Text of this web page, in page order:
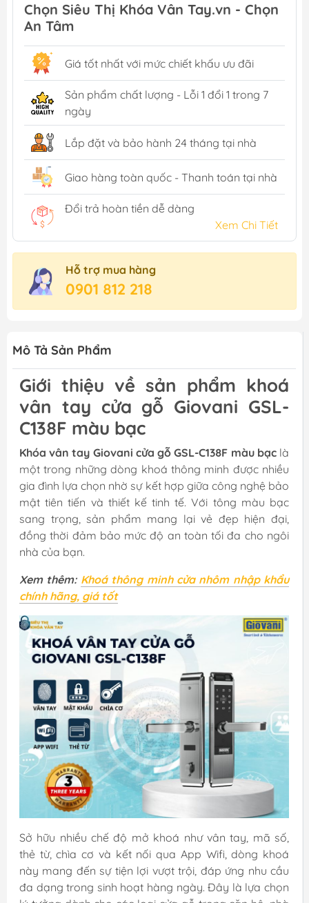
Chọn Siêu Thị Khóa Vân Tay.vn - Chọn
An Tâm
Giá tốt nhất với mức chiết khấu ưu đãi
Sản phẩm chất lượng - Lỗi 1 đổi 1 trong 7
ngày
Lắp đặt và bảo hành 24 tháng tại nhà
Giao hàng toàn quốc - Thanh toán tại nhà
Đổi trả hoàn tiền dễ dàng
Xem Chi Tiết
Hỗ trợ mua hàng
0901 812 218
Mô Tả Sản Phẩm
Giới thiệu về sản phẩm khoá
vân tay cửa gỗ Giovani GSL-
C138F màu bạc
Khóa vân tay Giovani cửa gỗ GSL-C138F màu bạclà
một trong những dòng khoá thông minh được nhiều
gia đình lựa chọn nhờ sự kết hợp giữa công nghệ bảo
mật tiên tiến và thiết kế tinh tế. Với tông màu bạc
sang trọng, sản phẩm mang lại vẻ đẹp hiện đại,
đồng thời đảm bảo mức độ an toàn tối đa cho ngôi
nhà của bạn.
Xem thêm: Khoá thông minh cửa nhôm nhập khẩu
chính hãng, giá tốt
Sở hữu nhiều chế độ mở khoá như vân tay, mã số,
thẻ từ, chìa cơ và kết nối qua App Wifi, dòng khoá
này mang đến sự tiện lợi vượt trội, đáp ứng nhu cầu
đa dạng trong sinh hoạt hàng ngày. Đây là lựa chọn